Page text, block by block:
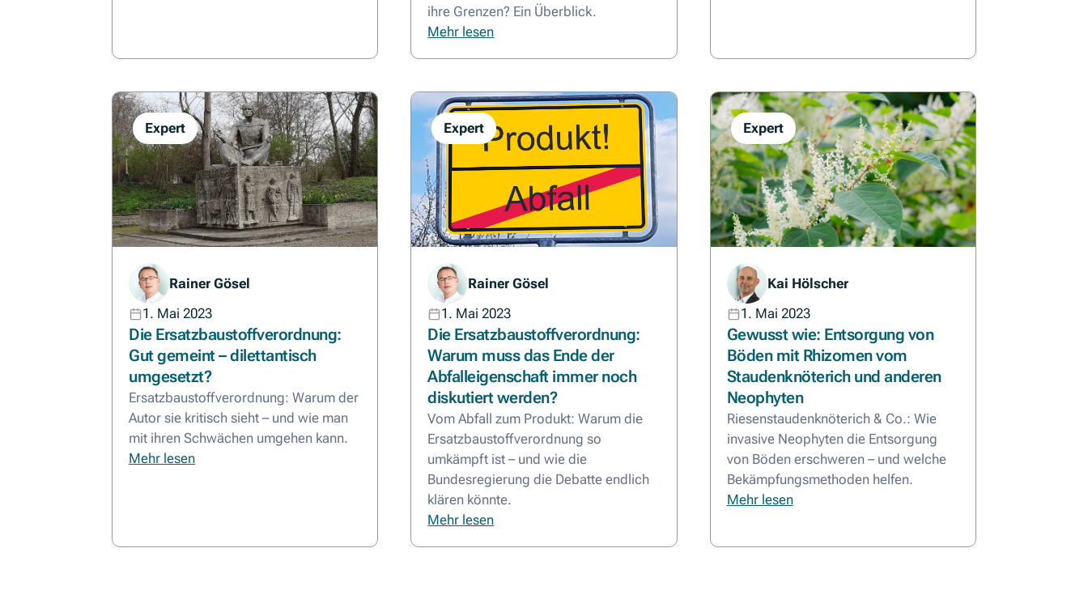
ihre Grenzen? Ein Überblick.
Mehr lesen
Expert
Rainer Gösel
1. Mai 2023
Die Ersatzbaustoffverordnung:
Gut gemeint – dilettantisch
umgesetzt?
Ersatzbaustoffverordnung: Warum der
Autor sie kritisch sieht – und wie man
mit ihren Schwächen umgehen kann.
Mehr lesen
Expert
Rainer Gösel
1. Mai 2023
Die Ersatzbaustoffverordnung:
Warum muss das Ende der
Abfalleigenschaft immer noch
diskutiert werden?
Vom Abfall zum Produkt: Warum die
Ersatzbaustoffverordnung so
umkämpft ist – und wie die
Bundesregierung die Debatte endlich
klären könnte.
Mehr lesen
Expert
Kai Hölscher
1. Mai 2023
Gewusst wie: Entsorgung von
Böden mit Rhizomen vom
Staudenknöterich und anderen
Neophyten
Riesenstaudenknöterich & Co.: Wie
invasive Neophyten die Entsorgung
von Böden erschweren – und welche
Bekämpfungsmethoden helfen.
Mehr lesen